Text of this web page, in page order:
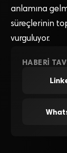
anlamına
süreçlerinin
vurguluyor.
HABERI